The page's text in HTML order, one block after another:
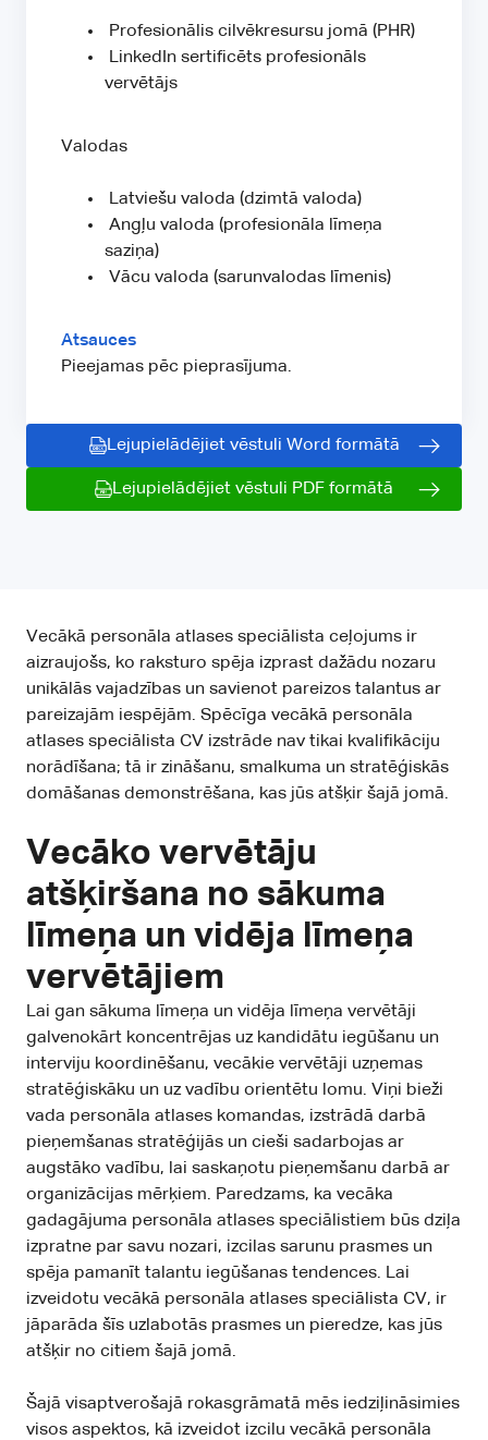
Profesionālis cilvēkresursu jomā (PHR)
LinkedIn sertificēts profesionāls
vervētājs
Valodas
Latviešu valoda (dzimtā valoda)
Angļu valoda (profesionāla līmeņa
saziņa)
Vācu valoda (sarunvalodas līmenis)
Atsauces
Pieejamas pēc pieprasījuma.
Lejupielādējiet vēstuli Word formātā
Lejupielādējiet vēstuli PDF formātā
Vecākā personāla atlases speciālista ceļojums ir
aizraujošs, ko raksturo spēja izprast dažādu nozaru
unikālās vajadzības un savienot pareizos talantus ar
pareizajām iespējām. Spēcīga vecākā personāla
atlases speciālista CV izstrāde nav tikai kvalifikāciju
norādīšana; tā ir zināšanu, smalkuma un stratēģiskās
domāšanas demonstrēšana, kas jūs atšķir šajā jomā.
Vecāko vervētāju
atšķiršana no sākuma
līmeņa un vidēja līmeņa
vervētājiem
Lai gan sākuma līmeņa un vidēja līmeņa vervētāji
galvenokārt koncentrējas uz kandidātu iegūšanu un
interviju koordinēšanu, vecākie vervētāji uzņemas
stratēģiskāku un uz vadību orientētu lomu. Viņi bieži
vada personāla atlases komandas, izstrādā darbā
pieņemšanas stratēģijās un cieši sadarbojas ar
augstāko vadību, lai saskaņotu pieņemšanu darbā ar
organizācijas mērķiem. Paredzams, ka vecāka
gadagājuma personāla atlases speciālistiem būs dziļa
izpratne par savu nozari, izcilas sarunu prasmes un
spēja pamanīt talantu iegūšanas tendences. Lai
izveidotu vecākā personāla atlases speciālista CV, ir
jāparāda šīs uzlabotās prasmes un pieredze, kas jūs
atšķir no citiem šajā jomā.
Šajā visaptverošajā rokasgrāmatā mēs iedziļināsimies
visos aspektos, kā izveidot izcilu vecākā personāla